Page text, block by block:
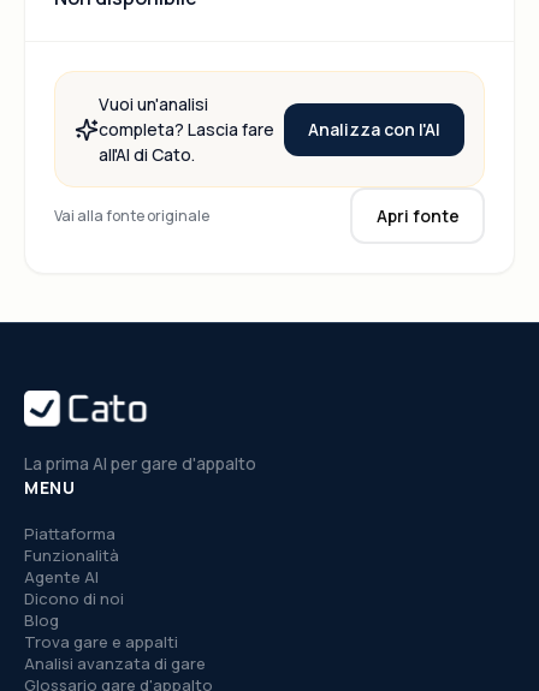
Vuoi un'analisi
completa? Lascia fare
all'AI di Cato.
Analizza con l'AI
Vai alla fonte originale Apri fonte
La prima AI per gare d'appalto
MENU
Piattaforma
Funzionalità
Agente AI
Dicono di noi
Blog
Trova gare e appalti
Analisi avanzata di gare
Glossario gare d'appalto